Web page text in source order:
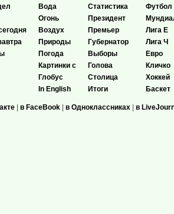
Вода
Огонь
Воздух
Природы
Погода
Картинки с
Глобус
In English
Статистика
Президент
Премьер
Губернатор
Выборы
Голова
Столица
Итоги
Футбол
Лига Е
Лига Ч
Евро
Кличко
Хоккей
Баскет
| в FaceBook | в Одноклассниках | в